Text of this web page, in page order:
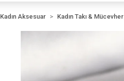
Kadın Aksesuar Kadın Takı & Mücevher